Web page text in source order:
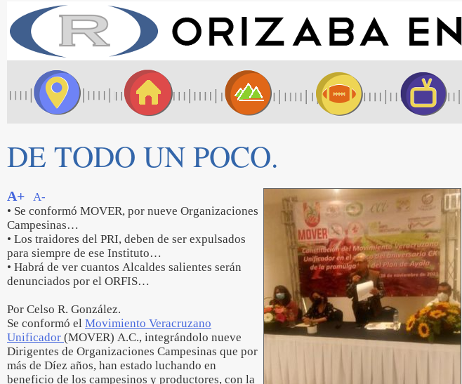
DE TODO UN POCO.
A+
A-
• Se conformó MOVER, por nueve Organizaciones
Campesinas…
• Los traidores del PRI, deben de ser expulsados
para siempre de ese Instituto…
• Habrá de ver cuantos Alcaldes salientes serán
denunciados por el ORFIS…
Por Celso R. González.
Se conformó el Movimiento Veracruzano
Unificador (MOVER) A.C., integrándolo nueve
Dirigentes de Organizaciones Campesinas que por
más de Díez años, han estado luchando en
beneficio de los campesinos y productores, con la